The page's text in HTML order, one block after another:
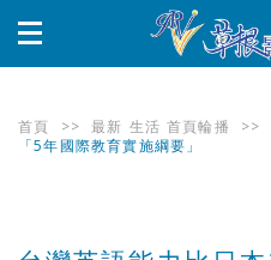
首頁 >> 最新 生活 首頁輪播 >>
「5年國際教育實施綱要」